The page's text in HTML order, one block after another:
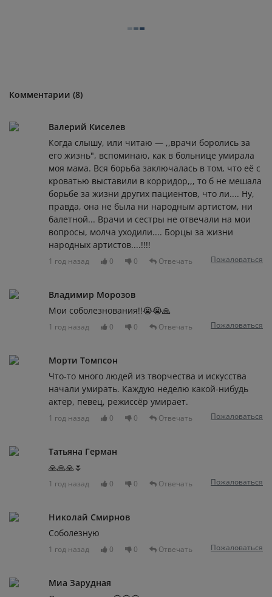
Комментарии (8)
Валерий Киселев
Когда слышу, или читаю — ,,врачи боролись за
его жизнь", вспоминаю, как в больнице умирала
моя мама. Вся борьба заключалась в том, что её с
кроватью выставили в корридор,,, то б не мешала
борьбе за жизни других пациентов, что ли.... Ну,
правда, она не была ни народным артистом, ни
балетной... Врачи и сестры не отвечали на мои
вопросы, молча уходили.... Борцы за жизни
народных артистов....!!!!
1 год назад 0 0 Отвечать Пожаловаться
Владимир Морозов
Мои соболезнования!!😭😭🙏
1 год назад 0 0 Отвечать Пожаловаться
Морти Томпсон
Что-то много людей из творчества и искусства
начали умирать. Каждую неделю какой-нибудь
актер, певец, режиссёр умирает.
1 год назад 0 0 Отвечать Пожаловаться
Татьяна Герман
🙏🙏🙏🌷
1 год назад 0 0 Отвечать Пожаловаться
Николай Смирнов
Соболезную
1 год назад 0 0 Отвечать Пожаловаться
Миа Зарудная